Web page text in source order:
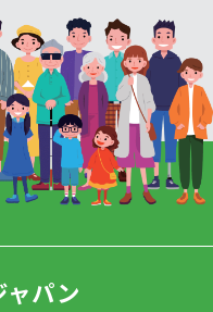
パン